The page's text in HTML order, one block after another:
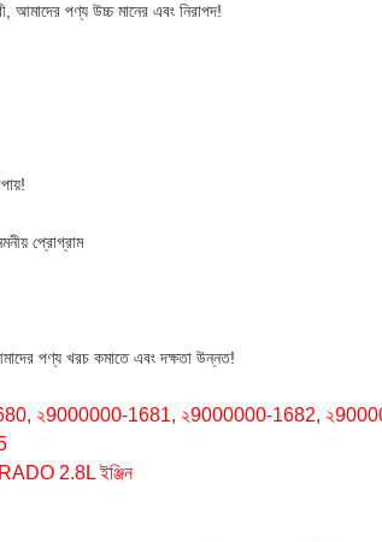
আমাদের পণ্য উচ্চ মানের এবং নিরাপদ!
প্রোগ্রাম
পণ্য খরচ কমাতে এবং দক্ষতা উন্নত!
1680, ২9000000-1681, ২9000000-1682,
2.8L ইঞ্জিন